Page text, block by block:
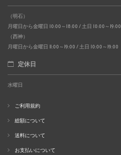
（明石）
月曜日から金曜日 10:00～18:00 / 土日 10:00～19:00
（西神）
月曜日から金曜日 11:00～19:00 / 土日 10:00～19:00
定休日
水曜日
ご利用規約
総額について
送料について
お支払いについて